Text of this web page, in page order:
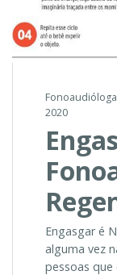
Fonoaudióloga
2020
Engasgar é
alguma vez
pessoas que